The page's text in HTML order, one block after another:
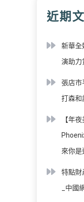
近期
新華全
演助力
張店市
打森和
【年
來你是
特點財
_中國